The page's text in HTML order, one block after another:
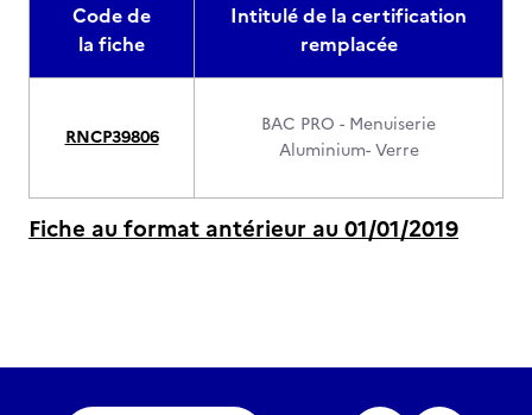
Code de
la fiche
Intitulé de la certification
remplacée
RNCP39806
BAC PRO - Menuiserie
Aluminium- Verre
Fiche au format antérieur au 01/01/2019